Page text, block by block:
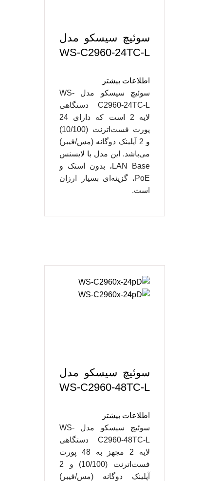
سوئیچ سیسکو مدل
WS-C2960-24TC-L
اطلاعات بیشتر
سوئیچ سیسکو مدل WS-
C2960-24TC-L دستگاهی
لایه 2 است که دارای 24
پورت فست‌اترنت (10/100)
و 2 آپلینک دوگانه (مس/فیبر)
می‌باشد. این مدل با لایسنس
LAN Base، بدون استک و
PoE، گزینه‌ای بسیار ارزان
است.
سوئیچ سیسکو مدل
WS-C2960-48TC-L
اطلاعات بیشتر
سوئیچ سیسکو مدل WS-
C2960-48TC-L دستگاهی
لایه 2 مجهز به 48 پورت
فست‌اترنت (10/100) و 2
آپلینک دوگانه (مس/فیبر)